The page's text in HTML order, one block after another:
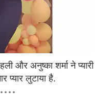
और अनुष्का शर्मा ने प्यारी
प्यार लुटाया है.